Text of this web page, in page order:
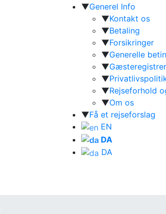
▼Generel Info
▼Kontakt os
▼Betaling
▼Forsikringer
▼Generelle
▼
▼
▼Rejseforhold
▼Om os
▼Få et rejseforslag
EN
DA
DA